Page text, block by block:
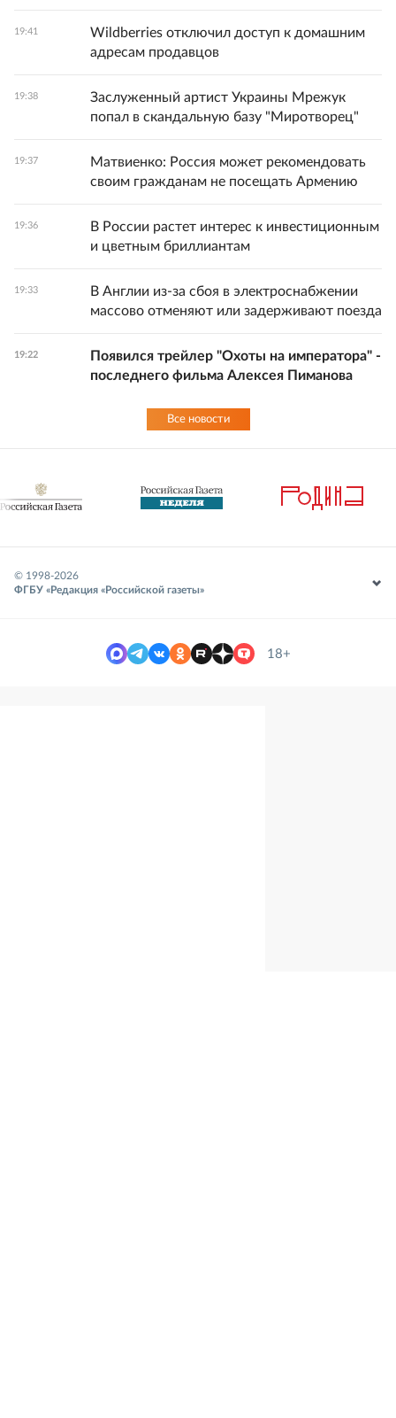
19:41
Wildberries отключил доступ к домашним
адресам продавцов
19:38
Заслуженный артист Украины Мрежук
попал в скандальную базу "Миротворец"
19:37
Матвиенко: Россия может рекомендовать
своим гражданам не посещать Армению
19:36
В России растет интерес к инвестиционным
и цветным бриллиантам
19:33
В Англии из-за сбоя в электроснабжении
массово отменяют или задерживают поезда
19:22
Появился трейлер "Охоты на императора" -
последнего фильма Алексея Пиманова
Все новости
© 1998-2026
ФГБУ «Редакция «Российской газеты»
18+